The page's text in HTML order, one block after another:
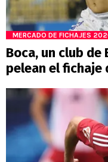
MERCADO DE FICHAJES
Boca, un club
pelean el fichaje